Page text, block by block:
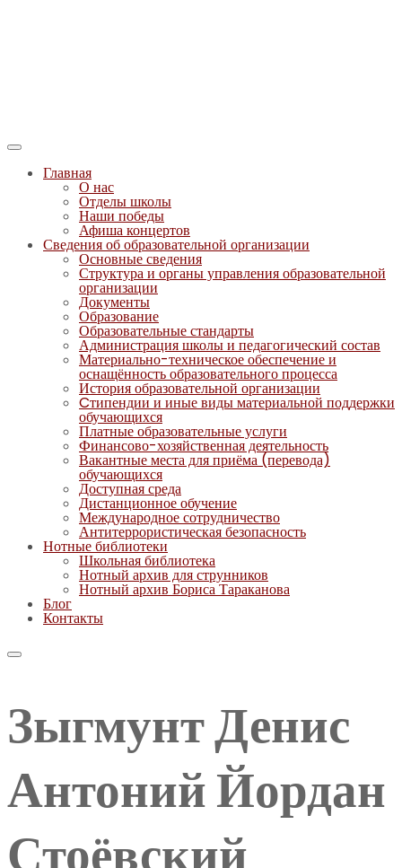
Главная
О нас
Отделы школы
Наши победы
Афиша концертов
Сведения об образовательной организации
Основные сведения
Структура и органы управления образовательной
организации
Документы
Образование
Образовательные стандарты
Администрация школы и педагогический состав
Материально-техническое обеспечение и
оснащённость образовательного процесса
История образовательной организации
Cтипендии и иные виды материальной поддержки
обучающихся
Платные образовательные услуги
Финансово-хозяйственная деятельность
Вакантные места для приёма (перевода)
обучающихся
Доступная среда
Дистанционное обучение
Международное сотрудничество
Антитеррористическая безопасность
Нотные библиотеки
Школьная библиотека
Нотный архив для струнников
Нотный архив Бориса Тараканова
Блог
Контакты
Зыгмунт Денис
Антоний Йордан
Стоёвский